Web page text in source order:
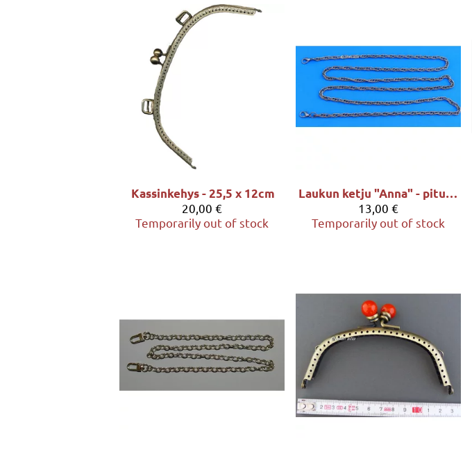
Kassinkehys - 25,5 x 12cm
20,00 €
Temporarily out of stock
Laukun ketju "Anna" - pituus 109cm, sävy antiikkimessinki
13,00 €
Temporarily out of stock